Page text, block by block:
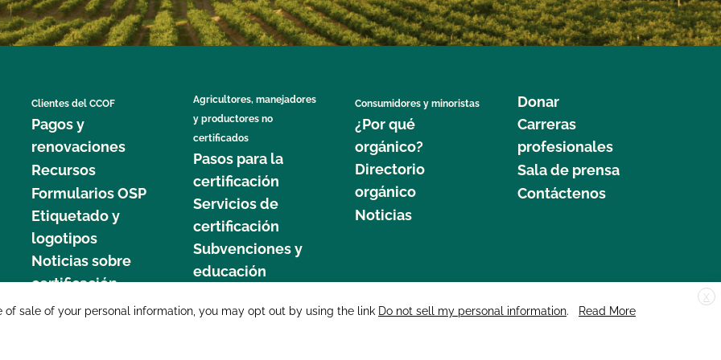
Clientes del CCOF
Pagos y
renovaciones
Recursos
Formularios OSP
Etiquetado y
logotipos
Noticias sobre
certificación
Agricultores, manejadores
y productores no
certificados
Pasos para la
certificación
Servicios de
certificación
Subvenciones y
educación
Consumidores y minoristas
¿Por qué
orgánico?
Directorio
orgánico
Noticias
Donar
Carreras
profesionales
Sala de prensa
Contáctenos
877 Cedar Street, Suite 248, Santa Cruz, CA 95060 © 2025 CCOF.org
X
sale of your personal information, you may opt out by using the link Do not sell my personal information.
Read More